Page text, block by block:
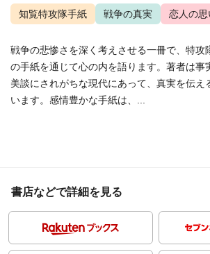
知覧特攻隊手紙 戦争の真実 恋人の思
戦争の悲惨さを深く考えさせる一冊で、特攻
の手紙を通じて心の内を語ります。著者は事
美談にされがちな現代にあって、真実を伝え
います。感情豊かな手紙は、...
書店などで詳細を見る